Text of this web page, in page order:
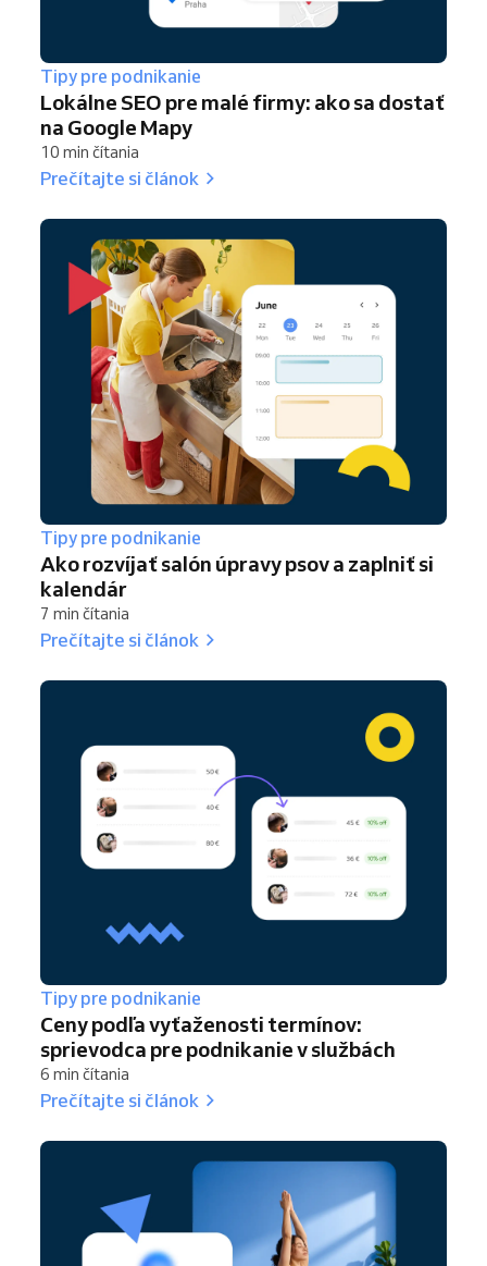
Tipy pre podnikanie
Lokálne SEO pre malé firmy: ako sa dostať
na Google Mapy
10 min čítania
Prečítajte si článok
Tipy pre podnikanie
Ako rozvíjať salón úpravy psov a zaplniť si
kalendár
7 min čítania
Prečítajte si článok
Tipy pre podnikanie
Ceny podľa vyťaženosti termínov:
sprievodca pre podnikanie v službách
6 min čítania
Prečítajte si článok